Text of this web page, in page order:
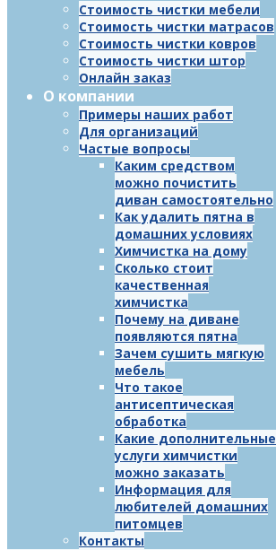
Стоимость чистки мебели
Стоимость чистки матрасов
Стоимость чистки ковров
Стоимость чистки штор
Онлайн заказ
О компании
Примеры наших работ
Для организаций
Частые вопросы
Каким средством
можно почистить
диван самостоятельно
Как удалить пятна в
домашних условиях
Химчистка на дому
Сколько стоит
качественная
химчистка
Почему на диване
появляются пятна
Зачем сушить мягкую
мебель
Что такое
антисептическая
обработка
Какие дополнительные
услуги химчистки
можно заказать
Информация для
любителей домашних
питомцев
Контакты